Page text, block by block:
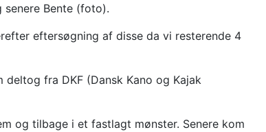
Bente (foto).
eftersøgning af disse da vi resterende 4
fra DKF (Dansk Kano og Kajak
og tilbage i et fastlagt mønster. Senere kom